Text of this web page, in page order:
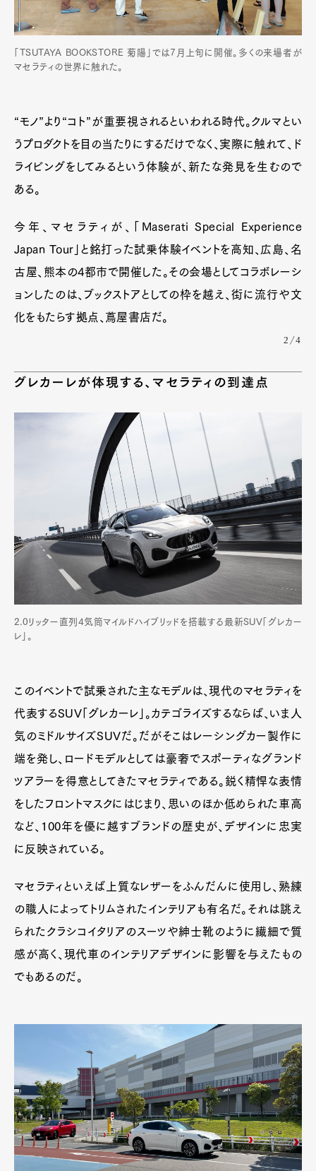
Art&DesignWatch Fashion
Product CultureLifestyle
Pen Membership
Magazine
Official Columnist
About
「TSUTAYA BOOKSTORE 菊陽」では7月上旬に開催。多くの来場者が
マセラティの世界に触れた。
“モノ”より“コト”が重要視されるといわれる時代。クルマとい
うプロダクトを目の当たりにするだけでなく、実際に触れて、ド
ライビングをしてみるという体験が、新たな発見を生むので
ある。
今年、マセラティが、「Maserati Special Experience
Japan Tour」と銘打った試乗体験イベントを高知、広島、名
古屋、熊本の4都市で開催した。その会場としてコラボレーシ
ョンしたのは、ブックストアとしての枠を越え、街に流行や文
化をもたらす拠点、蔦屋書店だ。
2/4
グレカーレが体現する、マセラティの到達点
2.0リッター直列4気筒マイルドハイブリッドを搭載する最新SUV「グレカー
レ」。
このイベントで試乗された主なモデルは、現代のマセラティを
代表するSUV「グレカーレ」。カテゴライズするならば、いま人
気のミドルサイズSUVだ。だがそこはレーシングカー製作に
端を発し、ロードモデルとしては豪奢でスポーティなグランド
ツアラーを得意としてきたマセラティである。鋭く精悍な表情
をしたフロントマスクにはじまり、思いのほか低められた車高
など、100年を優に越すブランドの歴史が、デザインに忠実
に反映されている。
マセラティといえば上質なレザーをふんだんに使用し、熟練
の職人によってトリムされたインテリアも有名だ。それは誂え
られたクラシコイタリアのスーツや紳士靴のように繊細で質
感が高く、現代車のインテリアデザインに影響を与えたもの
でもあるのだ。